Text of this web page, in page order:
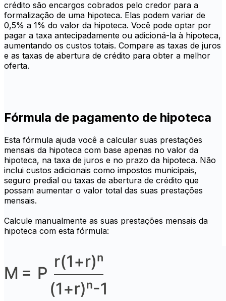
crédito são encargos cobrados pelo credor para a
formalização de uma hipoteca. Elas podem variar de
0,5% a 1% do valor da hipoteca. Você pode optar por
pagar a taxa antecipadamente ou adicioná-la à hipoteca,
aumentando os custos totais. Compare as taxas de juros
e as taxas de abertura de crédito para obter a melhor
oferta.
Fórmula de pagamento de hipoteca
Esta fórmula ajuda você a calcular suas prestações
mensais da hipoteca com base apenas no valor da
hipoteca, na taxa de juros e no prazo da hipoteca. Não
inclui custos adicionais como impostos municipais,
seguro predial ou taxas de abertura de crédito que
possam aumentar o valor total das suas prestações
mensais.
Calcule manualmente as suas prestações mensais da
hipoteca com esta fórmula: